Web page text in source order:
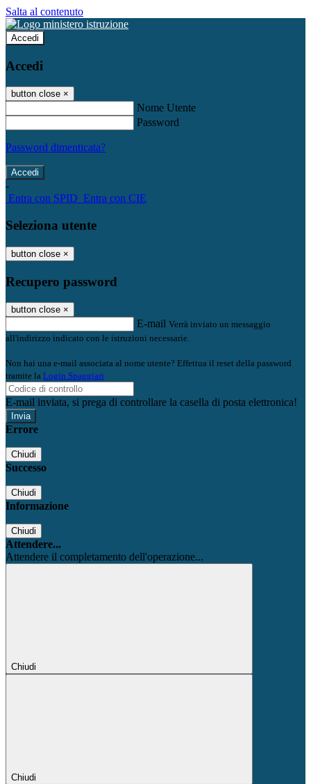
Salta al contenuto
Accedi
Accedi
button close ×
Nome Utente
Password
Password dimenticata?
-
Entra con SPID Entra con CIE
Seleziona utente
button close ×
Recupero password
button close ×
E-mail Verrà inviato un messaggio
all'indirizzo indicato con le istruzioni necessarie.
Non hai una e-mail associata al nome utente? Effettua il reset della password
tramite la Login Spaggiari
E-mail inviata, si prega di controllare la casella di posta elettronica!
Errore
Chiudi
Successo
Chiudi
Informazione
Chiudi
Attendere...
Attendere il completamento dell'operazione...
Chiudi
Chiudi